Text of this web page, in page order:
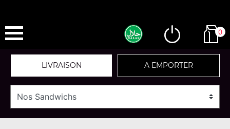
0
LIVRAISON A EMPORTER